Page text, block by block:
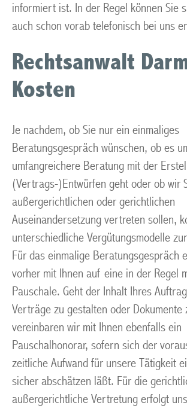
informiert ist. In der Regel können Sie
auch schon vorab telefonisch bei uns
Rechtsanwalt
Kosten
Je nachdem, ob Sie nur ein einmaliges
Beratungsgespräch wünschen, ob es
umfangreichere Beratung mit der
(Vertrags-)Entwürfen geht oder ob wir
außergerichtlichen oder gerichtlichen
Auseinandersetzung vertreten sollen,
unterschiedliche Vergütungsmodelle
Für das einmalige Beratungsgespräch
vorher mit Ihnen auf eine in der Regel
Pauschale. Geht der Inhalt Ihres
Verträge zu gestalten oder Dokumente
vereinbaren wir mit Ihnen ebenfalls ein
Pauschalhonorar, sofern sich der
zeitliche Aufwand für unsere Tätigkeit
sicher abschätzen läßt. Für die
außergerichtliche Vertretung erfolgt